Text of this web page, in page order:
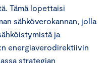
Tämä lopettaisi
sähköverokannan, jolla
ja
energiaverodirektiivin
strategian